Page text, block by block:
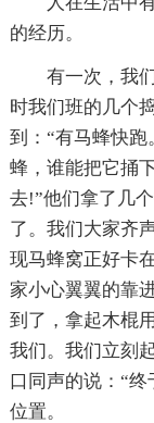
的经历。
有一次，我
时我们班的几个
到：“有马蜂快跑
蜂，谁能把它捅
去!”他们拿了几
了。我们大家齐
现马蜂窝正好卡
家小心翼翼的靠
到了，拿起木棍
我们。我们立刻
口同声的说：“
位置。